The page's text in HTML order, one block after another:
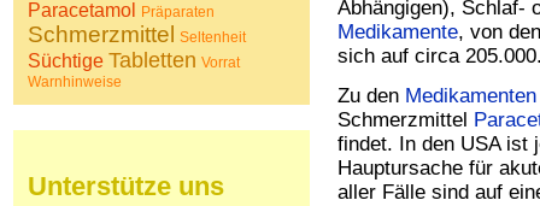
Abhängigen), Schlaf-
Medikamente, von
sich auf circa
Zu den Medikamenten
Schmerzmittel
findet. In den USA ist
Hauptursache für
aller Fälle sind auf
Meskalin
Metamphetamin
Methadon
Morphin
Poppers
Paracetamol Präparaten
Schmerzmittel Seltenheit
Süchtige Tabletten Vorrat
Warnhinweise
Unterstütze uns